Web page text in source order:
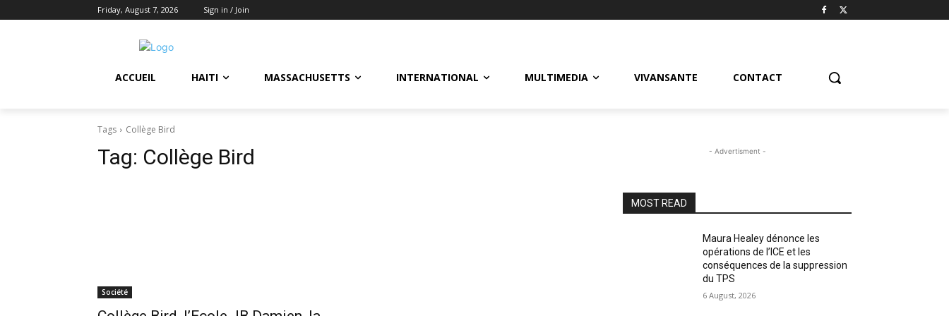
Friday, August 7, 2026 Sign in / Join
ACCUEIL HAITI MASSACHUSETTS INTERNATIONAL MULTIMEDIA VIVANSANTE CONTACT
Tags Collège Bird
Tag: Collège Bird
Société
- Advertisment -
MOST READ
Maura Healey dénonce les
opérations de l’ICE et les
conséquences de la suppression
du TPS
6 August, 2026